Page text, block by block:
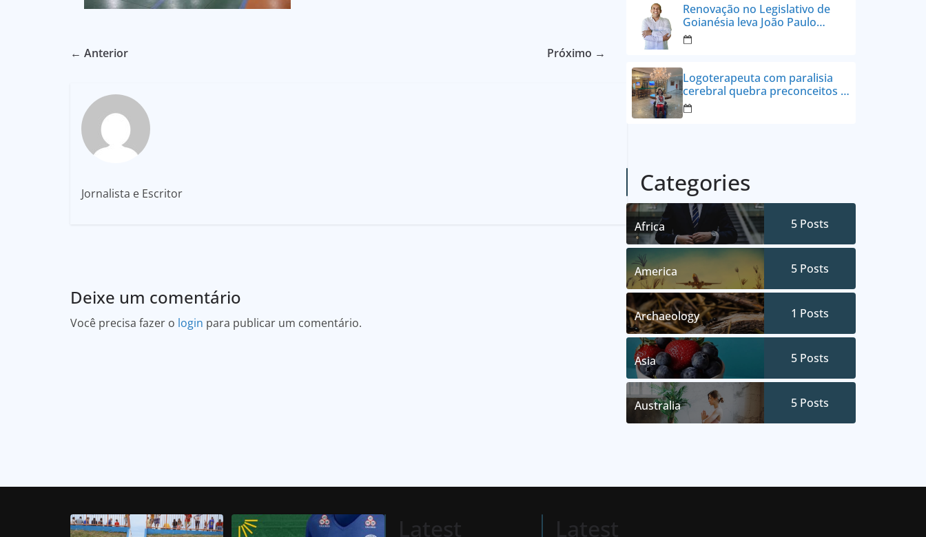
← Anterior Próximo →
Jornalista e Escritor
Deixe um comentário
Você precisa fazer o login para publicar um comentário.
Renovação no Legislativo de
Goianésia leva João Paulo
Batista à Câmara Municipal
Logoterapeuta com paralisia
cerebral quebra preconceitos e
ajuda pacientes a reencontrar
propósito em Goianésia
Categories
Africa 5 Posts
America 5 Posts
Archaeology 1 Posts
Asia 5 Posts
Australia 5 Posts
Latest Latest